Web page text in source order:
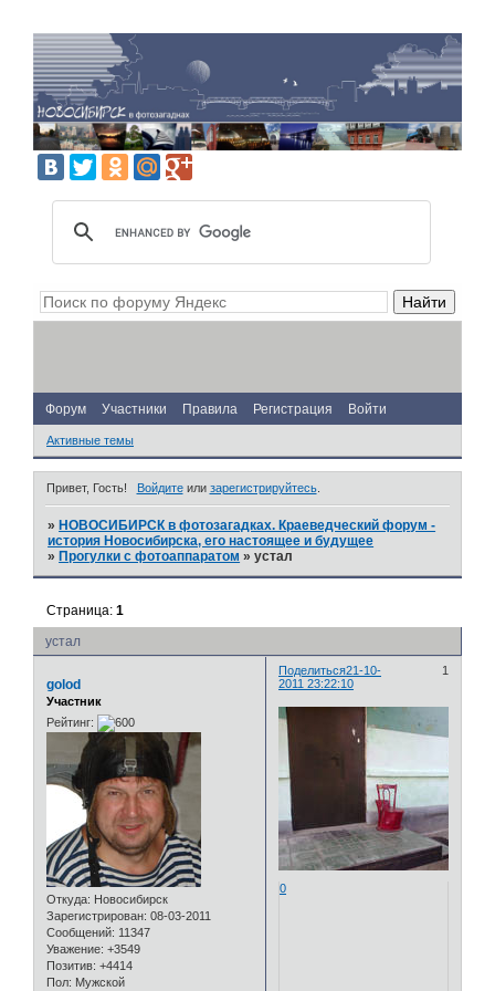
Форум Участники Правила Регистрация Войти
Активные темы
Привет, Гость! Войдитеили зарегистрируйтесь.
» НОВОСИБИРСК в фотозагадках. Краеведческий форум -
история Новосибирска, его настоящее и будущее
» Прогулки с фотоаппаратом »устал
устал
Страница:1
Поделиться 1
21-10-
2011 23:22:10
golod
Участник
Рейтинг:
Откуда: Новосибирск
Зарегистрирован: 08-03-2011
Сообщений: 11347
Уважение: +3549
Позитив: +4414
Пол: Мужской
0